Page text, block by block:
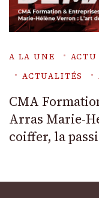
A LA UNE
ACTUALITÉS
CMA
Arras Marie-
coiffer, la